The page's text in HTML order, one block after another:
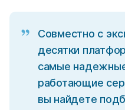
Совместно с
десятки
самые
работающие
вы найдете